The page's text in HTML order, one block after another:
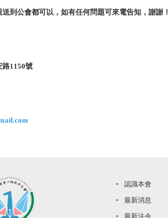
到公會都可以，如有任何問題可來電告知，謝謝！
路1150號
認識本會
最新消息
最新法令